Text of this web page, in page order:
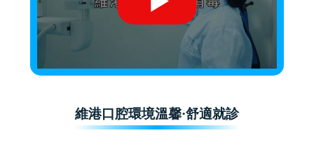
維港口腔環境溫馨·舒適就診